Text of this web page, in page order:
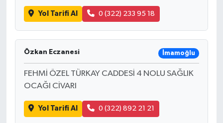
Yol Tarifi Al 0 (322) 233 95 18
Özkan Eczanesi İmamoğlu
FEHMİ ÖZEL TÜRKAY CADDESİ 4 NOLU SAĞLIK
OCAĞI CİVARI
Yol Tarifi Al 0 (322) 892 21 21